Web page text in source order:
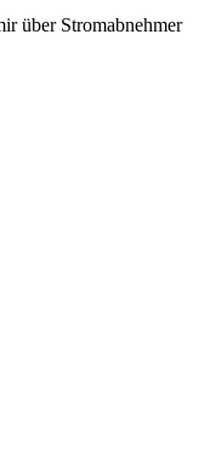
über Stromabnehmer